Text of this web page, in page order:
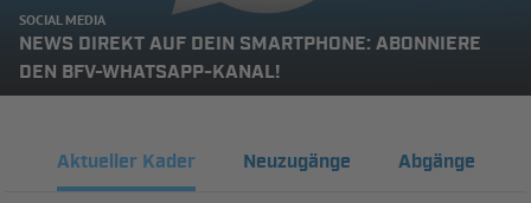
SOCIAL MEDIA
NEWS DIREKT AUF DEIN SMARTPHONE: ABONNIERE
DEN BFV-WHATSAPP-KANAL!
Aktueller Kader Neuzugänge Abgänge